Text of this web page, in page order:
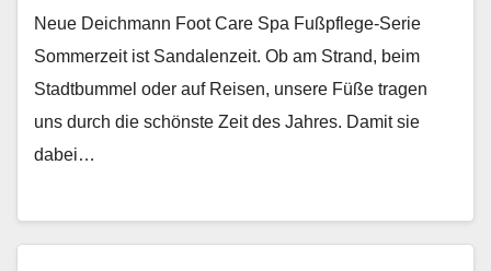
Neue Deichmann Foot Care Spa Fußpflege-Serie
Som­merzeit ist San­dalen­zeit. Ob am Strand, beim
Stadt­bum­mel oder auf Reisen, unsere Füße tra­gen
uns durch die schön­ste Zeit des Jahres. Damit sie
dabei…